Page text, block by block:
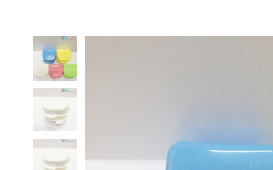
商店
商品合集